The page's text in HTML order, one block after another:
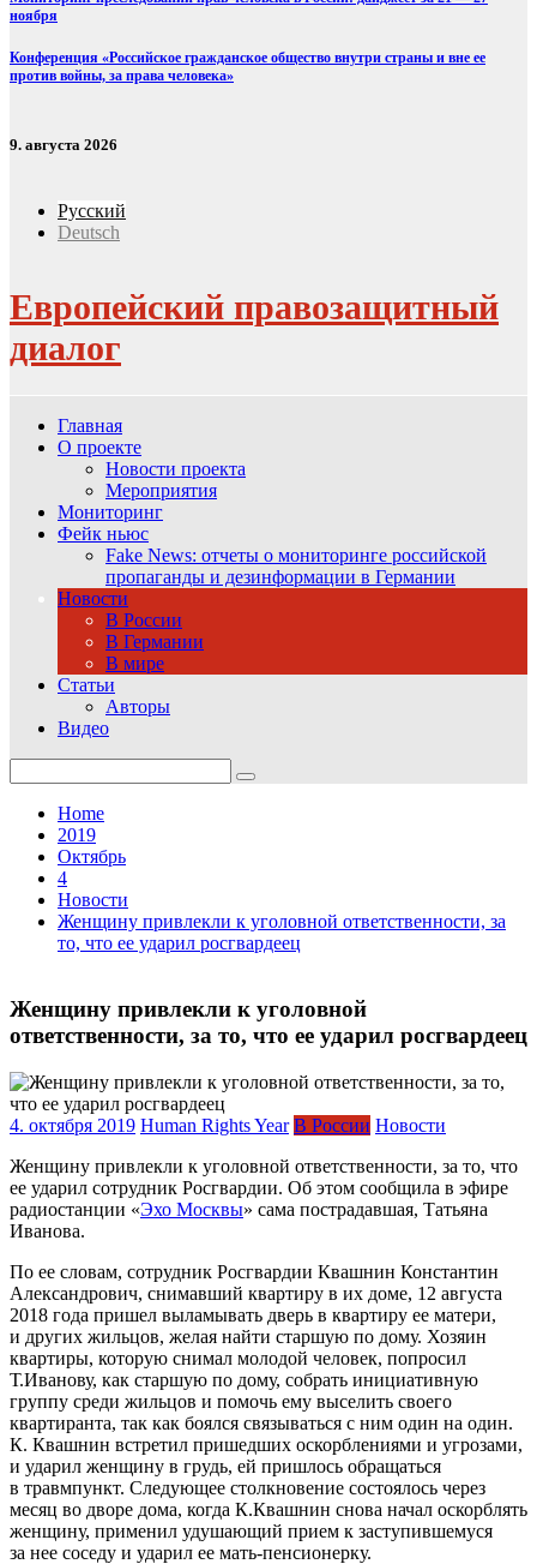
ноября
Конференция «Российское гражданское общество внутри страны и вне ее
против войны, за права человека»
9. августа 2026
Русский
Deutsch
Европейский правозащитный
диалог
Главная
О проекте
Новости проекта
Мероприятия
Мониторинг
Фейк ньюс
Fake News: отчеты о мониторинге российской
пропаганды и дезинформации в Германии
Новости
В России
В Германии
В мире
Статьи
Авторы
Видео
for:
Home
2019
Октябрь
4
Новости
Женщину привлекли к уголовной ответственности, за
то, что ее ударил росгвардеец
Женщину привлекли к уголовной
ответственности, за то, что ее ударил росгвардеец
4. октября 2019 Human Rights Year В России Новости
Женщину привлекли к уголовной ответственности, за то, что
ее ударил сотрудник Росгвардии. Об этом сообщила в эфире
радиостанции «Эхо Москвы» сама пострадавшая, Татьяна
Иванова.
По ее словам, сотрудник Росгвардии Квашнин Константин
Александрович, снимавший квартиру в их доме, 12 августа
2018 года пришел выламывать дверь в квартиру ее матери,
и других жильцов, желая найти старшую по дому. Хозяин
квартиры, которую снимал молодой человек, попросил
Т.Иванову, как старшую по дому, собрать инициативную
группу среди жильцов и помочь ему выселить своего
квартиранта, так как боялся связываться с ним один на один.
К. Квашнин встретил пришедших оскорблениями и угрозами,
и ударил женщину в грудь, ей пришлось обращаться
в травмпункт. Следующее столкновение состоялось через
месяц во дворе дома, когда К.Квашнин снова начал оскорблять
женщину, применил удушающий прием к заступившемуся
за нее соседу и ударил ее мать-пенсионерку.